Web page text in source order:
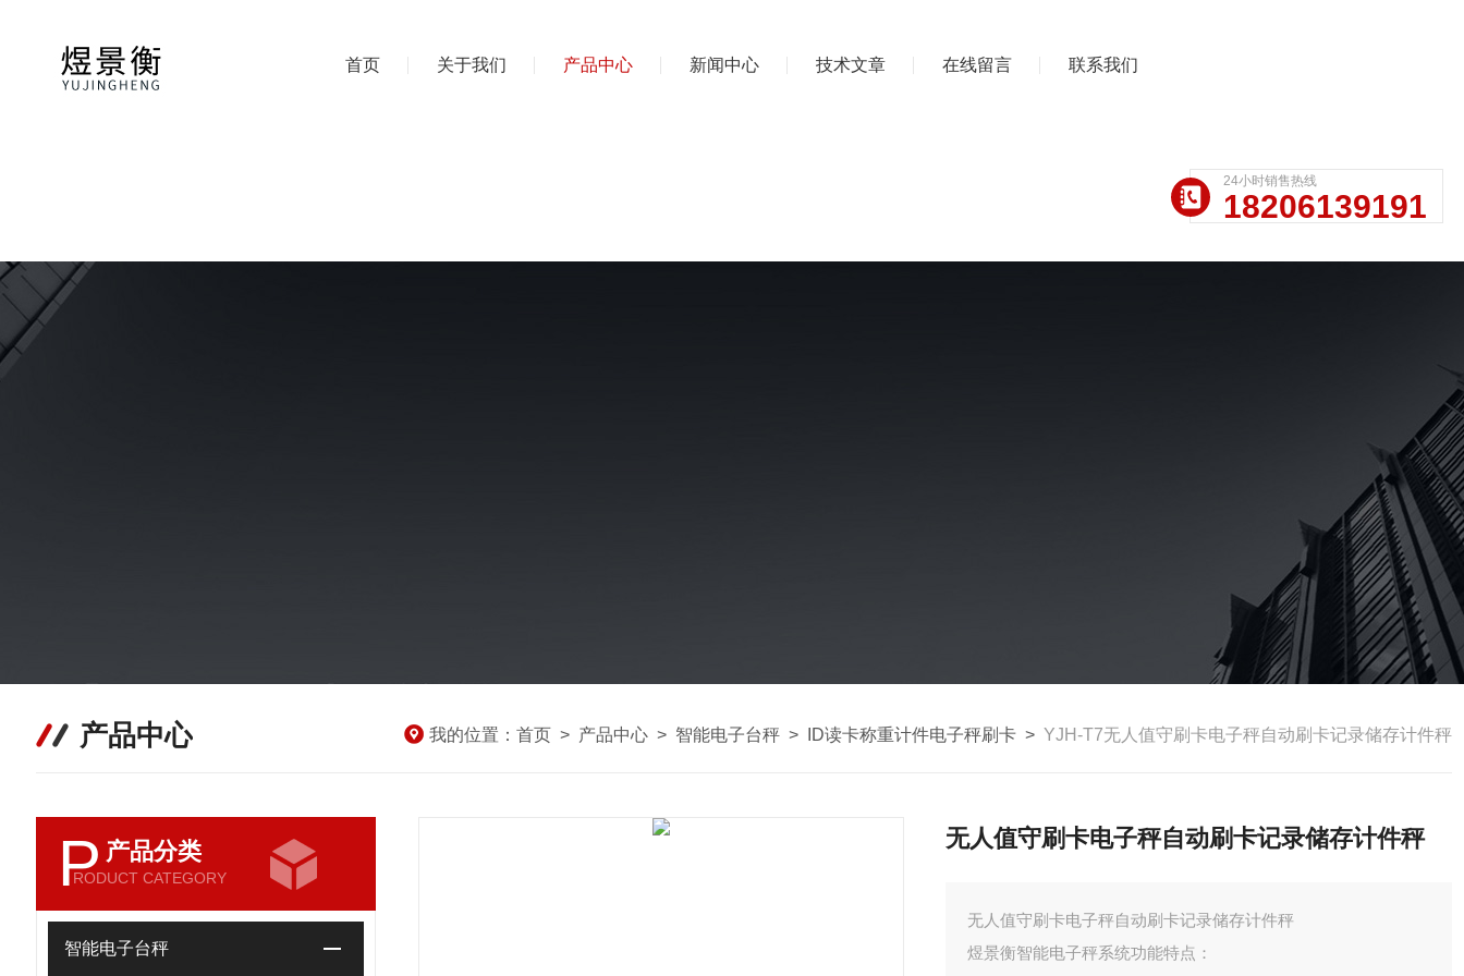
首页 关于我们 产品中心 新闻中心 技术文章 在线留言 联系我们
24小时销售热线
18206139191
产品中心 我的位置： 首页 > 产品中心 > 智能电子台秤 > ID读卡称重计件电子秤刷卡 > YJH-T7无人值守刷卡电子秤自动刷卡记录储存计件秤
P 产品分类
RODUCT CATEGORY
智能电子台秤
无人值守刷卡电子秤自动刷卡记录储存计件秤
无人值守刷卡电子秤自动刷卡记录储存计件秤
煜景衡智能电子秤系统功能特点：